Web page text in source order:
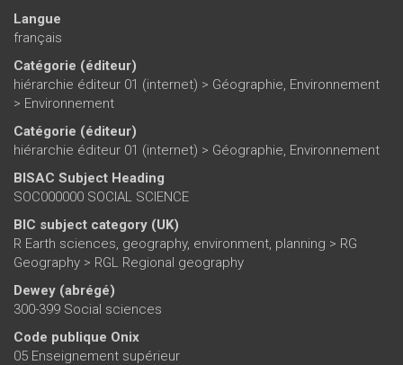
Langue
français
Catégorie (éditeur)
hiérarchie éditeur 01 (internet) > Géographie, Environnement
> Environnement
Catégorie (éditeur)
hiérarchie éditeur 01 (internet) > Géographie, Environnement
BISAC Subject Heading
SOC000000 SOCIAL SCIENCE
BIC subject category (UK)
R Earth sciences, geography, environment, planning > RG
Geography > RGL Regional geography
Dewey (abrégé)
300-399 Social sciences
Code publique Onix
05 Enseignement supérieur